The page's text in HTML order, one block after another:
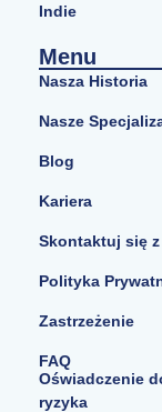
Indie
Menu
Nasza Historia
Nasze
Blog
Kariera
Skontaktuj się z
Polityka
Zastrzeżenie
FAQ
Oświadczenie
ryzyka